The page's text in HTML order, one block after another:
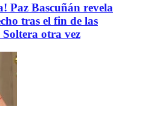
Paz Bascuñán revela
tras el fin de las
Soltera otra vez